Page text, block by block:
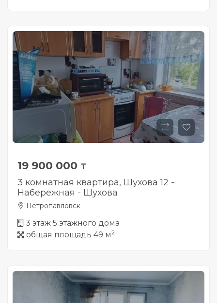
19 900 000 ₸
3 комнатная квартира, Шухова 12 -
Набережная - Шухова
Петропавловск
3 этаж 5 этажного дома
общая площадь 49 м2